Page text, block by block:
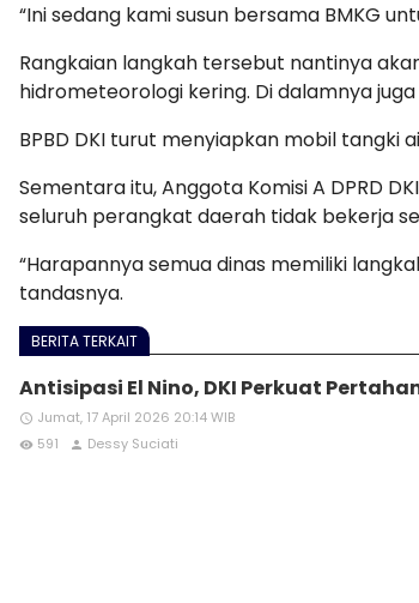
“Ini sedang kami susun bersama BMKG
Rangkaian langkah tersebut nantinya
hidrometeorologi kering. Di dalamnya
BPBD DKI turut menyiapkan mobil
Sementara itu, Anggota Komisi A DPRD
seluruh perangkat daerah tidak bekerja
“Harapannya semua dinas memiliki
tandasnya.
BERITA TERKAIT
Antisipasi El Nino, DKI Perkuat
access_time Jumat, 17 April 2026 20:14 WIB
remove_red_eye 591 person Dessy Suciati